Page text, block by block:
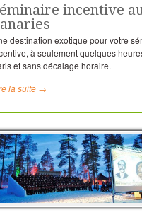
incentive
destination exotique pour votre
à seulement quelques
et sans décalage horaire.
la suite →